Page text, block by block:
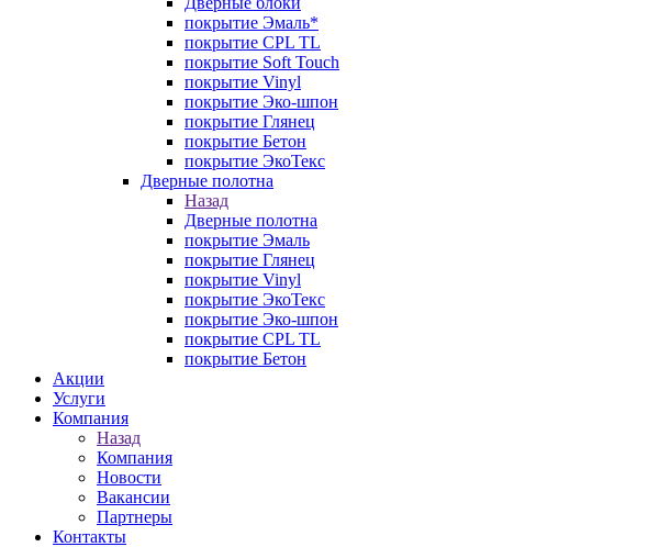
покрытие Эмаль*
покрытие CPL TL
покрытие Soft Touch
покрытие Vinyl
покрытие Эко-шпон
покрытие Глянец
покрытие Бетон
покрытие ЭкоТекс
Дверные полотна
Назад
Дверные полотна
покрытие Эмаль
покрытие Глянец
покрытие Vinyl
покрытие ЭкоТекс
покрытие Эко-шпон
покрытие CPL TL
покрытие Бетон
Акции
Услуги
Компания
Назад
Компания
Новости
Вакансии
Партнеры
Контакты